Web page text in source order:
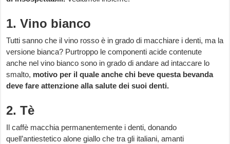
1. Vino bianco
Tutti sanno che il vino rosso è in grado di macchiare i denti, ma la
versione bianca? Purtroppo le componenti acide contenute
anche nel vino bianco sono in grado di andare ad intaccare lo
smalto, motivo per il quale anche chi beve questa bevanda
deve fare attenzione alla salute dei suoi denti.
2. Tè
Il caffè macchia permanentemente i denti, donando
quell’antiestetico alone giallo che tra gli italiani, amanti